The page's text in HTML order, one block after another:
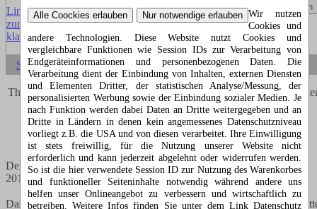
Wir nutzen
Cookies und
andere Technologien. Diese Website nutzt Cookies und
vergleichbare Funktionen wie Session IDs zur Verarbeitung von
Endgeräteinformationen und personenbezogenen Daten. Die
Verarbeitung dient der Einbindung von Inhalten, externen Diensten
und Elementen Dritter, der statistischen Analyse/Messung, der
personalisierten Werbung sowie der Einbindung sozialer Medien. Je
nach Funktion werden dabei Daten an Dritte weitergegeben und an
Dritte in Ländern in denen kein angemessenes Datenschutzniveau
vorliegt z.B. die USA und von diesen verarbeitet. Ihre Einwilligung
ist stets freiwillig, für die Nutzung unserer Website nicht
erforderlich und kann jederzeit abgelehnt oder widerrufen werden.
So ist die hier verwendete Session ID zur Nutzung des Warenkorbes
und funktioneller Seiteninhalte notwendig während andere uns
helfen unser Onlineangebot zu verbessern und wirtschaftlich zu
betreiben. Weitere Infos finden Sie unter dem Link Datenschutz
Menü Suchen
Link
zur
klassischen Website
Startseite
Thomas Kappel's erster Roman "Liebe mit der zweiten Frau"
im Jahr 2017.
Sein nächstes Buch ist bereits in Arbeit.
Der lustige Roman "Liebe mit der zweiten Frau", erschien im Jahr
2017.
Das letzte Jahr war das aufregendste Jahr, daß ich bis jetzt gehabt